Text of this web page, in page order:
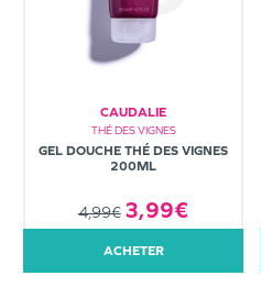
CAUDALIE
THÉ DES VIGNES
GEL DOUCHE THÉ DES VIGNES
200ML
4,99€ 3,99€
ACHETER